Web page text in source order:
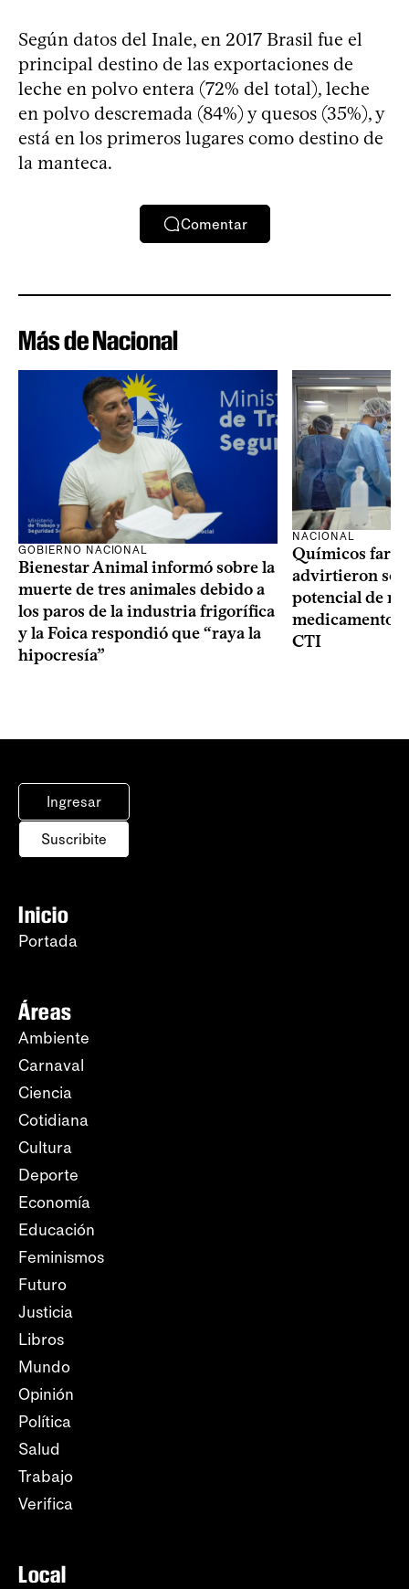
Según datos del Inale, en 2017 Brasil fue el
principal destino de las exportaciones de
leche en polvo entera (72% del total), leche
en polvo descremada (84%) y quesos (35%), y
está en los primeros lugares como destino de
la manteca.
Comentar
Más de Nacional
GOBIERNO NACIONAL
Bienestar Animal informó sobre la
muerte de tres animales debido a
los paros de la industria frigorífica
y la Foica respondió que “raya la
hipocresía”
NACIONAL
Químicos
advirtieron
potencial de
medicamentos
CTI
Ingresar
Suscribite
Inicio
Portada
Áreas
Ambiente
Carnaval
Ciencia
Cotidiana
Cultura
Deporte
Economía
Educación
Feminismos
Futuro
Justicia
Libros
Mundo
Opinión
Política
Salud
Trabajo
Verifica
Local